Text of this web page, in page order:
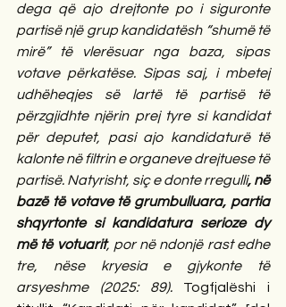
dega që ajo drejtonte po i siguronte
partisë një grup kandidatësh “shumë të
mirë” të vlerësuar nga baza, sipas
votave përkatëse. Sipas saj, i mbetej
udhëheqjes së lartë të partisë të
përzgjidhte njërin prej tyre si kandidat
për deputet, pasi ajo kandidaturë të
kalonte në filtrin e organeve drejtuese të
partisë. Natyrisht, siç e donte rregulli, në
bazë të votave të grumbulluara, partia
shqyrtonte si kandidatura serioze dy
më të votuarit, por në ndonjë rast edhe
tre, nëse kryesia e gjykonte të
arsyeshme (2025: 89). Togfjalëshi i